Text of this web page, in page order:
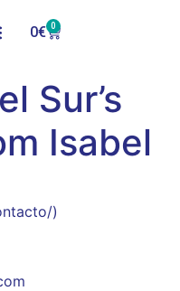
0€ 0
Sur’s
Isabel
)